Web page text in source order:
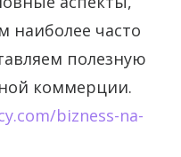
наиболее часто
полезную
коммерции.
bizness-na-